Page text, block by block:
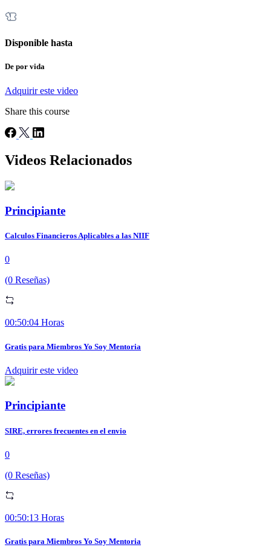
Disponible hasta
De por vida
Adquirir este video
Share this course
Videos Relacionados
Principiante
Calculos Financieros Aplicables a las NIIF
0
(0 Reseñas)
00:50:04 Horas
Gratis para Miembros Yo Soy Mentoria
Adquirir este video
Principiante
SIRE, errores frecuentes en el envio
0
(0 Reseñas)
00:50:13 Horas
Gratis para Miembros Yo Soy Mentoria